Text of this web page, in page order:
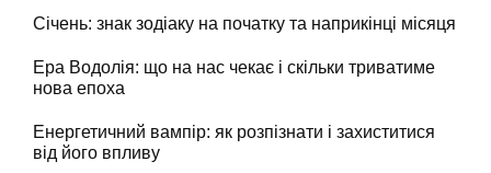
Січень: знак зодіаку на початку та наприкінці місяця
Ера Водолія: що на нас чекає і скільки триватиме
нова епоха
Енергетичний вампір: як розпізнати і захиститися
від його впливу